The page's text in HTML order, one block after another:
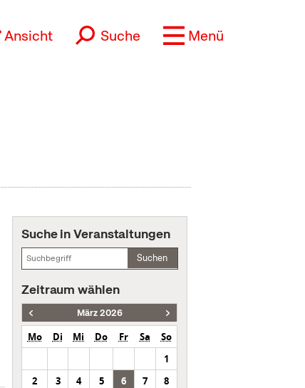
Ansicht Suche Menü
Suche in Veranstaltungen
Suchen
Zeitraum wählen
März 2026
Mo Di Mi Do Fr Sa
So
1
2
3 4 5 6 7
8